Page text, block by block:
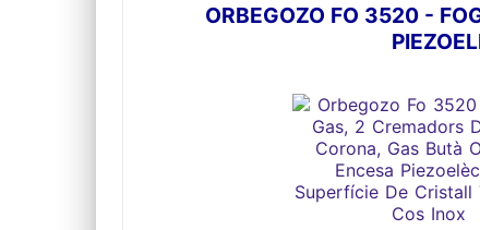
ORBEGOZO FO 3520 -